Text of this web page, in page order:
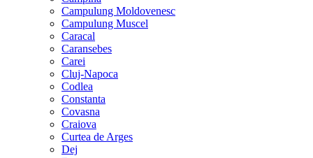
Campulung Moldovenesc
Campulung Muscel
Caracal
Caransebes
Carei
Cluj-Napoca
Codlea
Constanta
Covasna
Craiova
Curtea de Arges
Dej